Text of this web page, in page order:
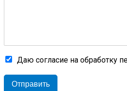
Даю согласие на обработку
Отправить